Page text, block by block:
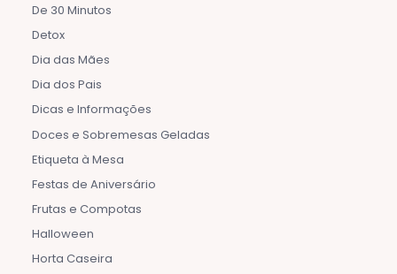
De 30 Minutos
Detox
Dia das Mães
Dia dos Pais
Dicas e Informações
Doces e Sobremesas Geladas
Etiqueta à Mesa
Festas de Aniversário
Frutas e Compotas
Halloween
Horta Caseira